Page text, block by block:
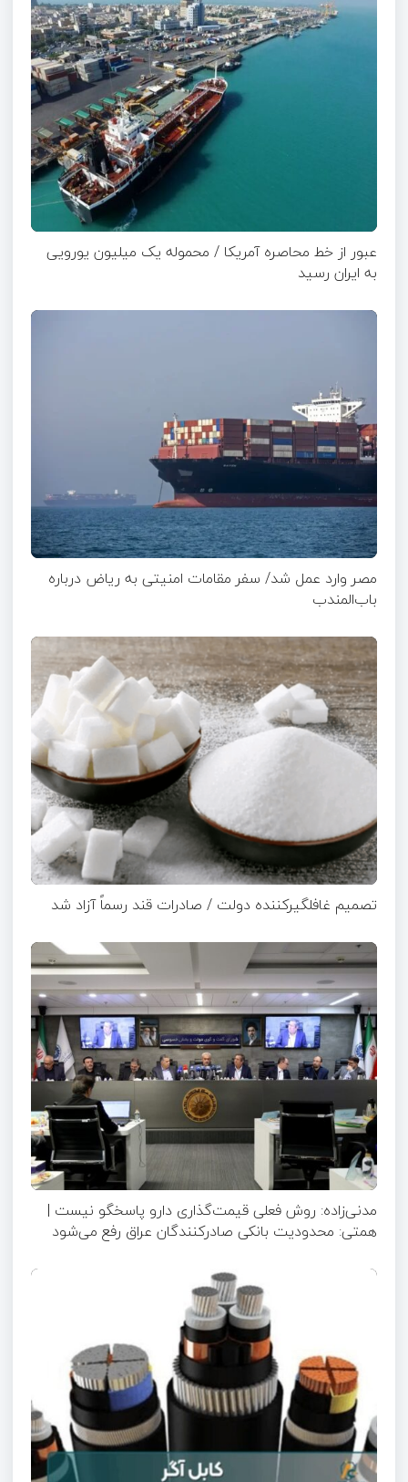
عبور از خط محاصره آمریکا / محموله یک میلیون یورویی
به ایران رسید
مصر وارد عمل شد/ سفر مقامات امنیتی به ریاض درباره
باب‌المندب
تصمیم غافلگیرکننده دولت / صادرات قند رسماً آزاد شد
مدنی‌زاده: روش فعلی قیمت‌گذاری دارو پاسخگو نیست |
همتی: محدودیت بانکی صادرکنندگان عراق رفع می‌شود